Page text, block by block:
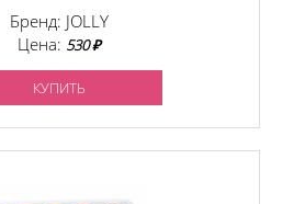
Бренд: JOLLY
Цена: 530 ₽
КУПИТЬ